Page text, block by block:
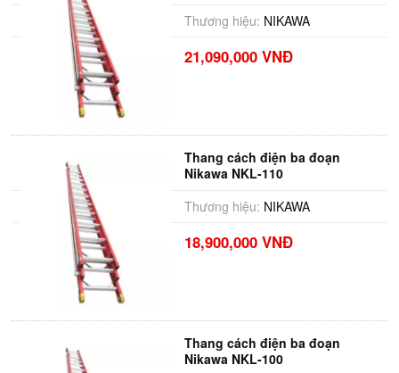
Thương hiệu: NIKAWA
21,090,000 VNĐ
Thang cách điện ba đoạn
Nikawa NKL-110
Thương hiệu: NIKAWA
18,900,000 VNĐ
Thang cách điện ba đoạn
Nikawa NKL-100